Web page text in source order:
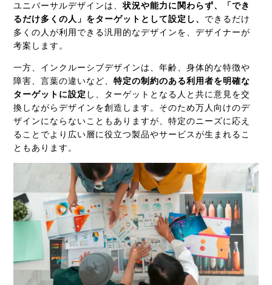
ユニバーサルデザインは、状況や能力に関わらず、「でき
るだけ多くの人」をターゲットとして設定し、 できるだけ
多くの人が利用できる汎用的なデザインを、デザイナーが
考案します。
一方、インクルーシブデザインは、年齢、身体的な特徴や
障害、言葉の違いなど、特定の制約のある利用者を明確な
ターゲットに設定 し、ターゲットとなる人と共に意見を交
換しながらデザインを創造します。そのため万人向けのデ
ザインにならないこともありますが、特定のニーズに応え
ることでより広い層に役立つ製品やサービスが生まれるこ
ともあります。